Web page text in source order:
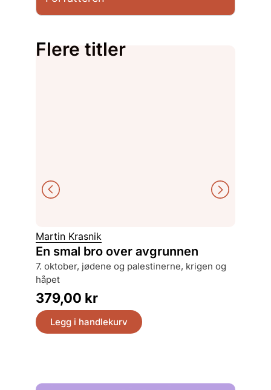
Flere titler
Martin Krasnik
En smal bro over avgrunnen
7. oktober, jødene og palestinerne, krigen og
håpet
379,00 kr
Legg i handlekurv